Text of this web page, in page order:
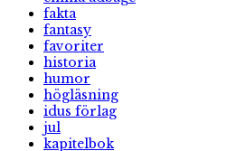
fakta
fantasy
favoriter
historia
humor
högläsning
idus förlag
jul
kapitelbok